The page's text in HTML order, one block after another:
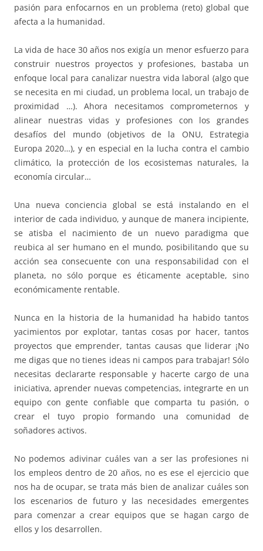
pasión para enfocarnos en un problema (reto) global que
afecta a la humanidad.
La vida de hace 30 años nos exigía un menor esfuerzo para
construir nuestros proyectos y profesiones, bastaba un
enfoque local para canalizar nuestra vida laboral (algo que
se necesita en mi ciudad, un problema local, un trabajo de
proximidad …). Ahora necesitamos comprometernos y
alinear nuestras vidas y profesiones con los grandes
desafíos del mundo (objetivos de la ONU, Estrategia
Europa 2020…), y en especial en la lucha contra el cambio
climático, la protección de los ecosistemas naturales, la
economía circular…
Una nueva conciencia global se está instalando en el
interior de cada individuo, y aunque de manera incipiente,
se atisba el nacimiento de un nuevo paradigma que
reubica al ser humano en el mundo, posibilitando que su
acción sea consecuente con una responsabilidad con el
planeta, no sólo porque es éticamente aceptable, sino
económicamente rentable.
Nunca en la historia de la humanidad ha habido tantos
yacimientos por explotar, tantas cosas por hacer, tantos
proyectos que emprender, tantas causas que liderar ¡No
me digas que no tienes ideas ni campos para trabajar! Sólo
necesitas declararte responsable y hacerte cargo de una
iniciativa, aprender nuevas competencias, integrarte en un
equipo con gente confiable que comparta tu pasión, o
crear el tuyo propio formando una comunidad de
soñadores activos.
No podemos adivinar cuáles van a ser las profesiones ni
los empleos dentro de 20 años, no es ese el ejercicio que
nos ha de ocupar, se trata más bien de analizar cuáles son
los escenarios de futuro y las necesidades emergentes
para comenzar a crear equipos que se hagan cargo de
ellos y los desarrollen.